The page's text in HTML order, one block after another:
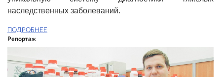
наследственных заболеваний.
ПОДРОБНЕЕ
Репортаж